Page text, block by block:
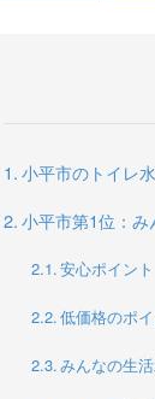
小平市のトイレ
小平市第1位：
安心ポイント
低価格のポ
みんなの生